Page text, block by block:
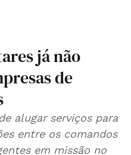
já não
de
alugar serviços para
entre os comandos
em missão no